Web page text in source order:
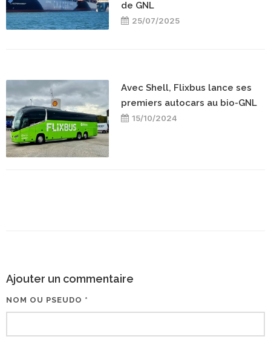
de GNL
25/07/2025
Avec Shell, Flixbus lance ses
premiers autocars au bio-GNL
15/10/2024
Ajouter un commentaire
NOM OU PSEUDO *